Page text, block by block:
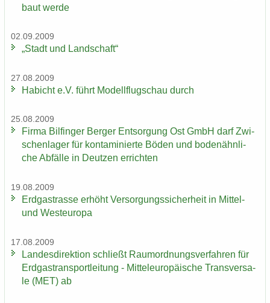
baut werde
02.09.2009
„Stadt und Land­schaft“
27.08.2009
Ha­bicht e.V. führt Mo­dell­flug­schau durch
25.08.2009
Firma Bil­fin­ger Ber­ger Ent­sor­gung Ost GmbH darf Zwi­
schen­la­ger für kon­ta­mi­nier­te Böden und bo­den­ähn­li­
che Ab­fäl­le in Deut­zen er­rich­ten
19.08.2009
Erd­gas­tras­se er­höht Ver­sor­gungs­si­cher­heit in Mittel-​
und West­eu­ro­pa
17.08.2009
Lan­des­di­rek­ti­on schließt Raum­ord­nungs­ver­fah­ren für
Erd­gas­trans­port­lei­tung - Mit­tel­eu­ro­päi­sche Trans­ver­sa­
le (MET) ab